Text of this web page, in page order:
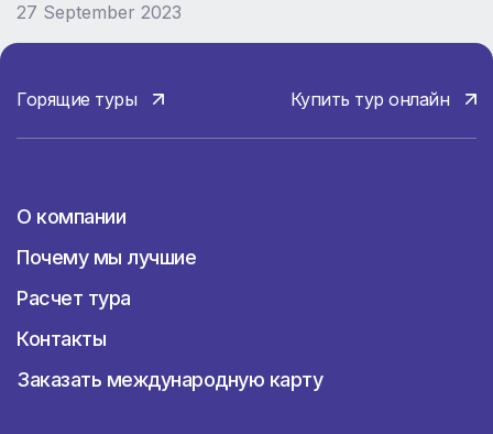
27 September 2023
Горящие туры Купить тур онлайн
О компании
Почему мы лучшие
Расчет тура
Контакты
Заказать международную карту